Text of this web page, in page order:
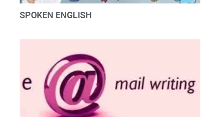
SPOKEN ENGLISH